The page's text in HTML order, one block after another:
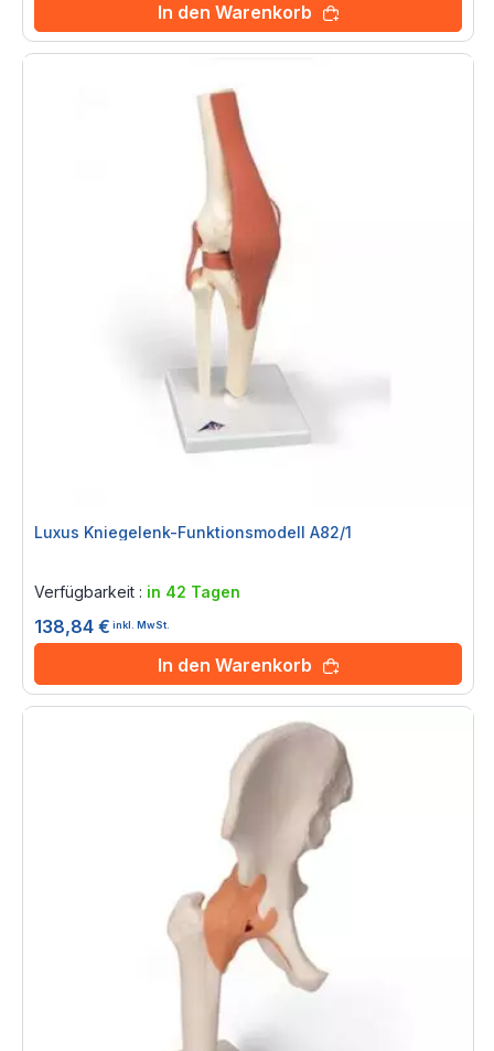
In den Warenkorb
Luxus Kniegelenk-Funktionsmodell A82/1
Verfügbarkeit : in 42 Tagen
138,84 € inkl. MwSt.
In den Warenkorb